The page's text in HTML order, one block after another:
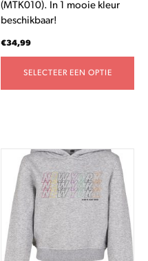
(MTK010). In 1 mooie kleur
beschikbaar!
€34,99
SELECTEER EEN OPTIE
productpagina
product
heeft
meerdere
variaties.
Deze
optie